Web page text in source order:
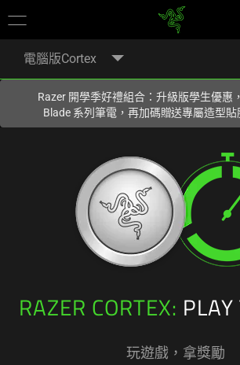
的網站.
電腦版Cortex
Razer 開學季好禮組合：升級版學生優惠
Blade 系列筆電，再加碼贈送專屬造型貼
RAZER CORTEX: PLAY
玩遊戲，拿獎勵